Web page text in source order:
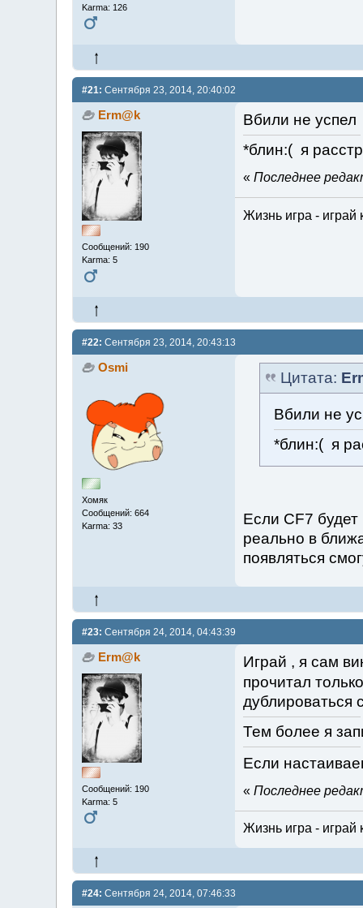
Karma: 126
#21: Сентября 23, 2014, 20:40:02
Erm@k
Сообщений: 190
Karma: 5
Вбили не успел
*блин:( я
« Последнее
Жизнь игра - играй
#22: Сентября 23, 2014, 20:43:13
Osmi
Хомяк
Сообщений: 664
Karma: 33
Цитата:
Вбили не
*блин:( я
Если CF7
реально в
появляться
#23: Сентября 24, 2014, 04:43:39
Erm@k
Сообщений: 190
Karma: 5
Играй , я сам
прочитал
Тем более я
Если
« Последнее
Жизнь игра - играй
#24: Сентября 24, 2014, 07:46:33